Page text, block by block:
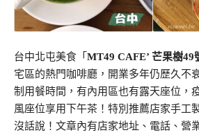
台中北屯美食「 MT49 CAFE’ 芒果樹49
宅區的熱門咖啡廳，開業多年仍歷久不
制用餐時間，有內用區也有露天座位，
風座位享用下午茶！特別推薦店家手工
沒話說！文章內有店家地址、電話、營